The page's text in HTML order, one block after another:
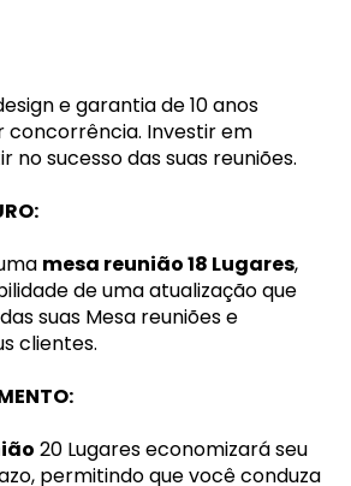
e garantia de 10 anos
concorrência. Investir em
no sucesso das suas reuniões.
mesa reunião 18 Lugares,
de uma atualização que
suas Mesa reuniões e
clientes.
20 Lugares economizará seu
permitindo que você conduza